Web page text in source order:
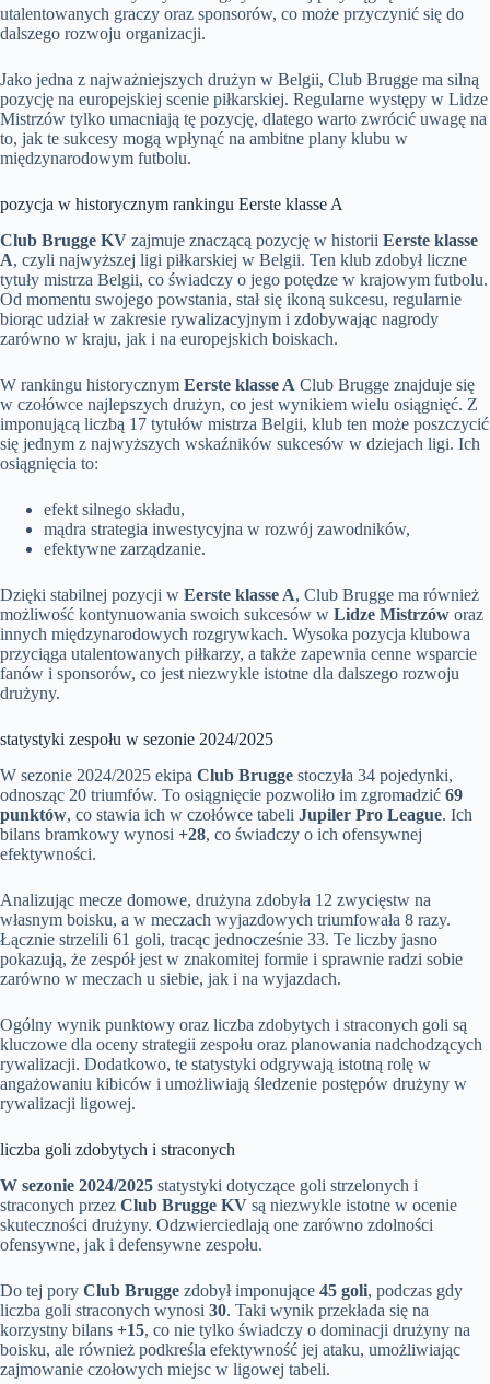
utalentowanych graczy oraz sponsorów, co może przyczynić się do
dalszego rozwoju organizacji.
Jako jedna z najważniejszych drużyn w Belgii, Club Brugge ma silną
pozycję na europejskiej scenie piłkarskiej. Regularne występy w Lidze
Mistrzów tylko umacniają tę pozycję, dlatego warto zwrócić uwagę na
to, jak te sukcesy mogą wpłynąć na ambitne plany klubu w
międzynarodowym futbolu.
pozycja w historycznym rankingu Eerste klasse A
Club Brugge KV zajmuje znaczącą pozycję w historii Eerste klasse
A, czyli najwyższej ligi piłkarskiej w Belgii. Ten klub zdobył liczne
tytuły mistrza Belgii, co świadczy o jego potędze w krajowym futbolu.
Od momentu swojego powstania, stał się ikoną sukcesu, regularnie
biorąc udział w zakresie rywalizacyjnym i zdobywając nagrody
zarówno w kraju, jak i na europejskich boiskach.
W rankingu historycznym Eerste klasse A Club Brugge znajduje się
w czołówce najlepszych drużyn, co jest wynikiem wielu osiągnięć. Z
imponującą liczbą 17 tytułów mistrza Belgii, klub ten może poszczycić
się jednym z najwyższych wskaźników sukcesów w dziejach ligi. Ich
osiągnięcia to:
efekt silnego składu,
mądra strategia inwestycyjna w rozwój zawodników,
efektywne zarządzanie.
Dzięki stabilnej pozycji w Eerste klasse A, Club Brugge ma również
możliwość kontynuowania swoich sukcesów w Lidze Mistrzów oraz
innych międzynarodowych rozgrywkach. Wysoka pozycja klubowa
przyciąga utalentowanych piłkarzy, a także zapewnia cenne wsparcie
fanów i sponsorów, co jest niezwykle istotne dla dalszego rozwoju
drużyny.
statystyki zespołu w sezonie 2024/2025
W sezonie 2024/2025 ekipa Club Brugge stoczyła 34 pojedynki,
odnosząc 20 triumfów. To osiągnięcie pozwoliło im zgromadzić 69
punktów, co stawia ich w czołówce tabeli Jupiler Pro League. Ich
bilans bramkowy wynosi +28, co świadczy o ich ofensywnej
efektywności.
Analizując mecze domowe, drużyna zdobyła 12 zwycięstw na
własnym boisku, a w meczach wyjazdowych triumfowała 8 razy.
Łącznie strzelili 61 goli, tracąc jednocześnie 33. Te liczby jasno
pokazują, że zespół jest w znakomitej formie i sprawnie radzi sobie
zarówno w meczach u siebie, jak i na wyjazdach.
Ogólny wynik punktowy oraz liczba zdobytych i straconych goli są
kluczowe dla oceny strategii zespołu oraz planowania nadchodzących
rywalizacji. Dodatkowo, te statystyki odgrywają istotną rolę w
angażowaniu kibiców i umożliwiają śledzenie postępów drużyny w
rywalizacji ligowej.
liczba goli zdobytych i straconych
W sezonie 2024/2025 statystyki dotyczące goli strzelonych i
straconych przez Club Brugge KV są niezwykle istotne w ocenie
skuteczności drużyny. Odzwierciedlają one zarówno zdolności
ofensywne, jak i defensywne zespołu.
Do tej pory Club Brugge zdobył imponujące 45 goli, podczas gdy
liczba goli straconych wynosi 30. Taki wynik przekłada się na
korzystny bilans +15, co nie tylko świadczy o dominacji drużyny na
boisku, ale również podkreśla efektywność jej ataku, umożliwiając
zajmowanie czołowych miejsc w ligowej tabeli.